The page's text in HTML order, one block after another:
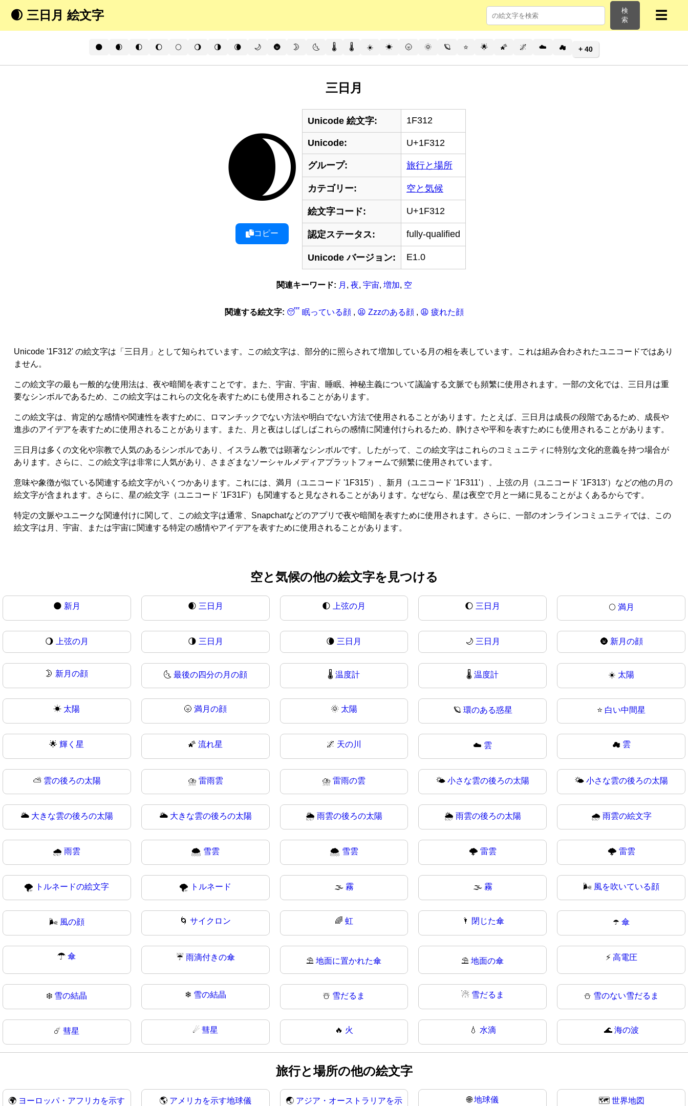
🌒 三日月 絵文字
検
索
☰
🌑 🌒 🌓 🌔 🌕 🌖 🌗 🌘 🌙 🌚 🌛 🌜 🌡️ 🌡 ☀️ ☀ 🌝 🌞 🪐 ⭐ 🌟 🌠 🌌 ☁️ ☁ + 40
三日月
🌒
コピー
Unicode 絵文字: 1F312
Unicode: U+1F312
グループ: 旅行と場所
カテゴリー: 空と気候
絵文字コード: U+1F312
認定ステータス: fully-qualified
Unicode バージョン: E1.0
関連キーワード: 月 , 夜, 宇宙, 増加, 空
関連する絵文字: 😴 眠っている顔 , 😫 Zzzのある顔 , 😩 疲れた顔
Unicode '1F312' の絵文字は「三日月」として知られています。この絵文字は、部分的に照らされて増加している月の相を表しています。これは組み合わされたユニコードではあり
ません。
この絵文字の最も一般的な使用法は、夜や暗闇を表すことです。また、宇宙、宇宙、睡眠、神秘主義について議論する文脈でも頻繁に使用されます。一部の文化では、三日月は重
要なシンボルであるため、この絵文字はこれらの文化を表すためにも使用されることがあります。
この絵文字は、肯定的な感情や関連性を表すために、ロマンチックでない方法や明白でない方法で使用されることがあります。たとえば、三日月は成長の段階であるため、成長や
進歩のアイデアを表すために使用されることがあります。また、月と夜はしばしばこれらの感情に関連付けられるため、静けさや平和を表すためにも使用されることがあります。
三日月は多くの文化や宗教で人気のあるシンボルであり、イスラム教では顕著なシンボルです。したがって、この絵文字はこれらのコミュニティに特別な文化的意義を持つ場合が
あります。さらに、この絵文字は非常に人気があり、さまざまなソーシャルメディアプラットフォームで頻繁に使用されています。
意味や象徴が似ている関連する絵文字がいくつかあります。これには、満月（ユニコード '1F315'）、新月（ユニコード '1F311'）、上弦の月（ユニコード '1F313'）などの他の月の
絵文字が含まれます。さらに、星の絵文字（ユニコード '1F31F'）も関連すると見なされることがあります。なぜなら、星は夜空で月と一緒に見ることがよくあるからです。
特定の文脈やユニークな関連付けに関して、この絵文字は通常、Snapchatなどのアプリで夜や暗闇を表すために使用されます。さらに、一部のオンラインコミュニティでは、この
絵文字は月、宇宙、または宇宙に関連する特定の感情やアイデアを表すために使用されることがあります。
空と気候の他の絵文字を見つける
🌑 新月 🌒 三日月 🌓 上弦の月 🌔 三日月 🌕 満月
🌖 上弦の月 🌗 三日月 🌘 三日月 🌙 三日月 🌚 新月の顔
🌛 新月の顔 🌜最後の四分の月の顔 🌡️温度計 🌡温度計 ☀️ 太陽
☀ 太陽 🌝満月の顔 🌞 太陽 🪐 環のある惑星 ⭐ 白い中間星
🌟輝く星 🌠流れ星 🌌 天の川 ☁️ 雲 ☁ 雲
⛅ 雲の後ろの太陽 ⛈️ 雷雨雲 ⛈雷雨の雲 🌤️小さな雲の後ろの太陽 🌤小さな雲の後ろの太陽
🌥️ 大きな雲の後ろの太陽 🌥 大きな雲の後ろの太陽 🌦️ 雨雲の後ろの太陽 🌦 雨雲の後ろの太陽 🌧️ 雨雲の絵文字
🌧雨雲 🌨️ 雪雲 🌨 雪雲 🌩️ 雷雲 🌩 雷雲
🌪️ トルネードの絵文字 🌪 トルネード 🌫️ 霧 🌫 霧 🌬️ 風を吹いている顔
🌬 風の顔 🌀サイクロン 🌈 虹 🌂 閉じた傘 ☂️傘
☂傘 ☔ 雨滴付きの傘 ⛱️地面に置かれた傘 ⛱地面の傘 ⚡ 高電圧
❄️ 雪の結晶 ❄ 雪の結晶 ☃️ 雪だるま ☃ 雪だるま ⛄ 雪のない雪だるま
☄️彗星 ☄彗星 🔥 火 💧 水滴 🌊 海の波
旅行と場所の他の絵文字
🌍 ヨーロッパ・アフリカを示す
🌎 アメリカを示す地球儀 🌏 アジア・オーストラリアを示
🌐地球儀 🗺️ 世界地図